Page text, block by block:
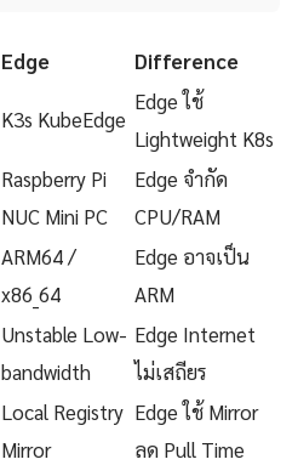
Edge Difference
K3s KubeEdge
Edge ใช้
Lightweight K8s
Raspberry Pi
NUC Mini PC
Edge จำกัด
CPU/RAM
ARM64 /
x86_64
Edge อาจเป็น
ARM
Unstable Low-
bandwidth
Edge Internet
ไม่เสถียร
Local Registry
Mirror
Edge ใช้ Mirror
ลด Pull Time